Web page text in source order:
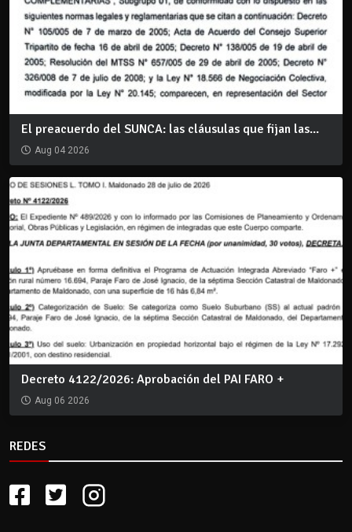
El preacuerdo del SUNCA: las cláusulas que fijan las...
Aug 04 2026
Decreto 4122/2026: Aprobación del PAI FARO +
Aug 06 2026
REDES